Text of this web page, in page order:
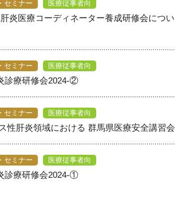
セミナー 医療従事者向
炎医療コーディネーター養成研修会につい
セミナー 医療従事者向
診療研修会2024-②
セミナー 医療従事者向
性肝炎領域における 群馬県医療安全講習会
セミナー 医療従事者向
診療研修会2024-①